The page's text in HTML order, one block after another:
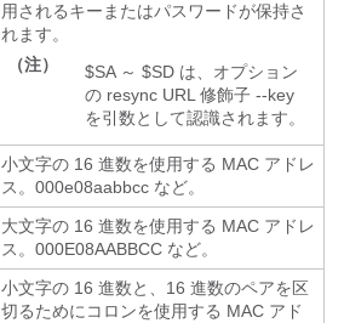
用されるキーまたはパスワードが保持さ
れます。
（注）
$SA ～ $SD は、オプション
の resync URL 修飾子 --key
を引数として認識されます。
小文字の 16 進数を使用する MAC アドレ
ス。000e08aabbcc など。
大文字の 16 進数を使用する MAC アドレ
ス。000E08AABBCC など。
小文字の 16 進数と、16 進数のペアを区
切るためにコロンを使用する MAC アド